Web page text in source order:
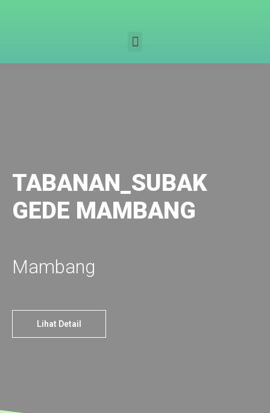
TABANAN_SUBAK
GEDE MAMBANG
Mambang
Lihat Detail